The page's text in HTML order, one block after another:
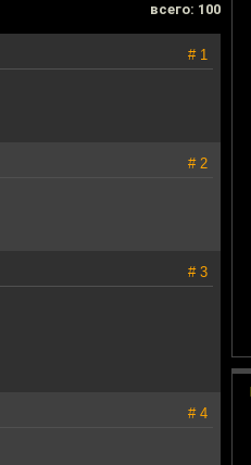
всего: 100
# 1
# 2
# 3
# 4